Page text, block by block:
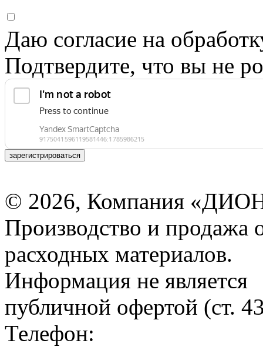
Даю согласие на
Подтвердите, что вы не
зарегистрироваться
© 2026, Компания
Производство и продажа
расходных материалов.
Информация не является
публичной офертой (ст.
Телефон: